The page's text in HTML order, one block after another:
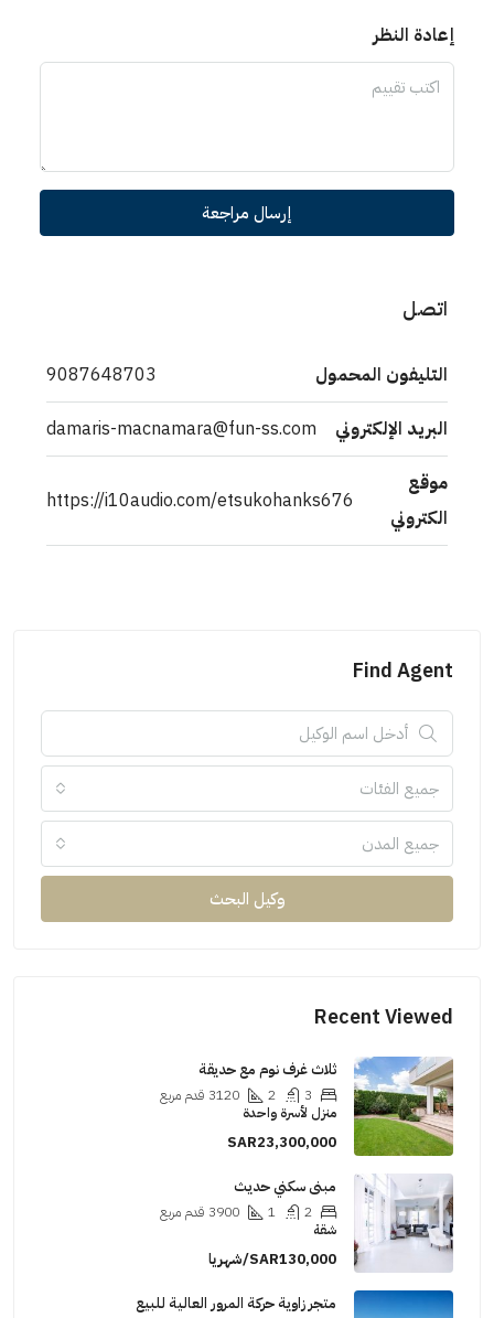
إعادة النظر
إرسال مراجعة
اتصل
التليفون المحمول 9087648703
البريد الإلكتروني damaris-macnamara@fun-ss.com
موقع
الكتروني
https://i10audio.com/etsukohanks676
Find Agent
جميع الفئات
جميع المدن
وكيل البحث
Recent Viewed
ثلاث غرف نوم مع حديقة
3120 قدم مربع
منزل لأسرة واحدة
SAR23,300,000
مبنى سكني حديث
3900 قدم مربع
شقة
SAR130,000/شهريا
متجر زاوية حركة المرور العالية للبيع